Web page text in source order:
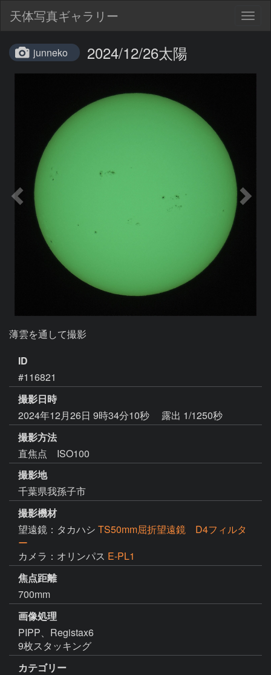
天体写真ギャラリー
junneko 2024/12/26太陽
薄雲を通して撮影
ID
#116821
撮影日時
2024年12月26日 9時34分10秒
露出 1/1250秒
撮影方法
直焦点 ISO100
撮影地
千葉県我孫子市
撮影機材
望遠鏡：タカハシ TS50mm屈折望遠鏡 D4フィルタ
ー
カメラ：オリンパス E-PL1
焦点距離
700mm
画像処理
PIPP、Registax6
9枚スタッキング
カテゴリー